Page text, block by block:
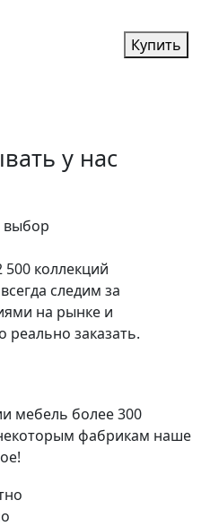
Купить
у нас
коллекций
следим за
на рынке и
реально заказать.
мебель более 300
фабрикам наше